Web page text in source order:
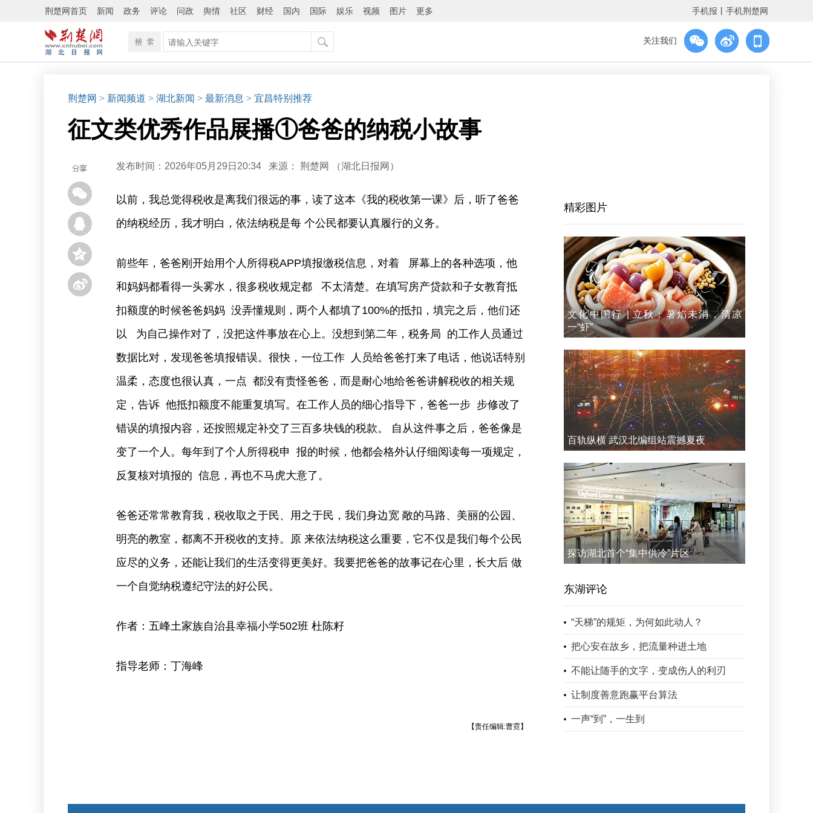
荆楚网首页 新闻 政务 评论 问政 舆情 社区 财经 国内 国际 娱乐 视频 图片 更多 手机报 手机荆楚网
关注我们
荆楚网 > 新闻频道 > 湖北新闻 > 最新消息 > 宜昌特别推荐
征文类优秀作品展播①爸爸的纳税小故事
发布时间：2026年05月29日20:34 来源： 荆楚网 ​（湖北日报网）
以前，我总觉得税收是离我们很远的事，读了这本《我的税收第一课》后，听了爸爸
的纳税经历，我才明白，依法纳税是每 个公民都要认真履行的义务。
前些年，爸爸刚开始用个人所得税APP填报缴税信息，对着 屏幕上的各种选项，他
和妈妈都看得一头雾水，很多税收规定都 不太清楚。在填写房产贷款和子女教育抵
扣额度的时候爸爸妈妈 没弄懂规则，两个人都填了100%的抵扣，填完之后，他们还
以 为自己操作对了，没把这件事放在心上。没想到第二年，税务局 的工作人员通过
数据比对，发现爸爸填报错误。很快，一位工作 人员给爸爸打来了电话，他说话特别
温柔，态度也很认真，一点 都没有责怪爸爸，而是耐心地给爸爸讲解税收的相关规
定，告诉 他抵扣额度不能重复填写。在工作人员的细心指导下，爸爸一步 步修改了
错误的填报内容，还按照规定补交了三百多块钱的税款。 自从这件事之后，爸爸像是
变了一个人。每年到了个人所得税申 报的时候，他都会格外认仔细阅读每一项规定，
反复核对填报的 信息，再也不马虎大意了。
爸爸还常常教育我，税收取之于民、用之于民，我们身边宽 敞的马路、美丽的公园、
明亮的教室，都离不开税收的支持。原 来依法纳税这么重要，它不仅是我们每个公民
应尽的义务，还能让我们的生活变得更美好。我要把爸爸的故事记在心里，长大后 做
一个自觉纳税遵纪守法的好公民。
作者：五峰土家族自治县幸福小学502班 杜陈籽
指导老师：丁海峰
【责任编辑:曹霓】
精彩图片
文化中国行 | 立秋：暑焰未消，清凉
一“虾”
百轨纵横 武汉北编组站震撼夏夜
探访湖北首个“集中供冷”片区
东湖评论
“天梯”的规矩，为何如此动人？
把心安在故乡，把流量种进土地
不能让随手的文字，变成伤人的利刃
让制度善意跑赢平台算法
一声“到”，一生到